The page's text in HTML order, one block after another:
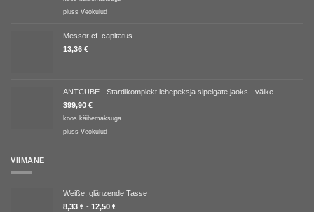
pluss Veokulud
Messor cf. capitatus
13,36 €
ANTCUBE - Stardikomplekt lehepeksja sipelgate jaoks - väike
399,90 €
koos käibemaksuga
pluss Veokulud
VIIMANE
Weiße, glänzende Tasse
8,33 € - 12,50 €